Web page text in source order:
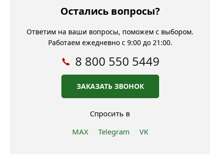
Остались вопросы?
Ответим на ваши вопросы, поможем с выбором.
Работаем ежедневно с 9:00 до 21:00.
8 800 550 5449
ЗАКАЗАТЬ ЗВОНОК
Спросить в
MAX
Telegram VK